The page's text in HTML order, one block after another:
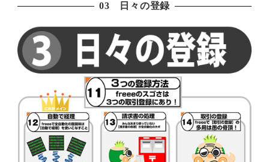
03 日々の登録